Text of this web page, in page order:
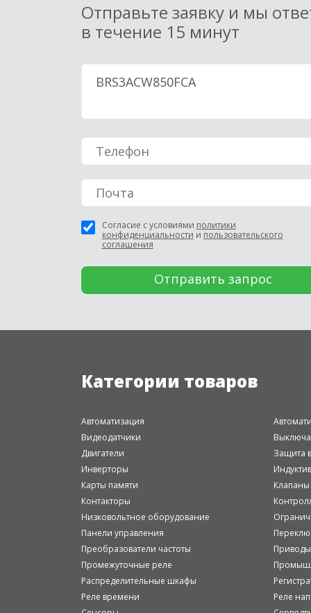
Отправьте заявку и мы
в течение 15 минут
Согласие с условиями политики
конфиденциальности и пользовательского
соглашения
Категории товаров
Автоматизация
Видеодатчики
Двигатели
Защита
Инверторы
Карты памяти
Клапаны
Контакторы
Низковольтное оборудование
Панели управления
Преобразователи частоты
Приводы
Промежуточные реле
Распределительные шкафы
Реле времени
Реле